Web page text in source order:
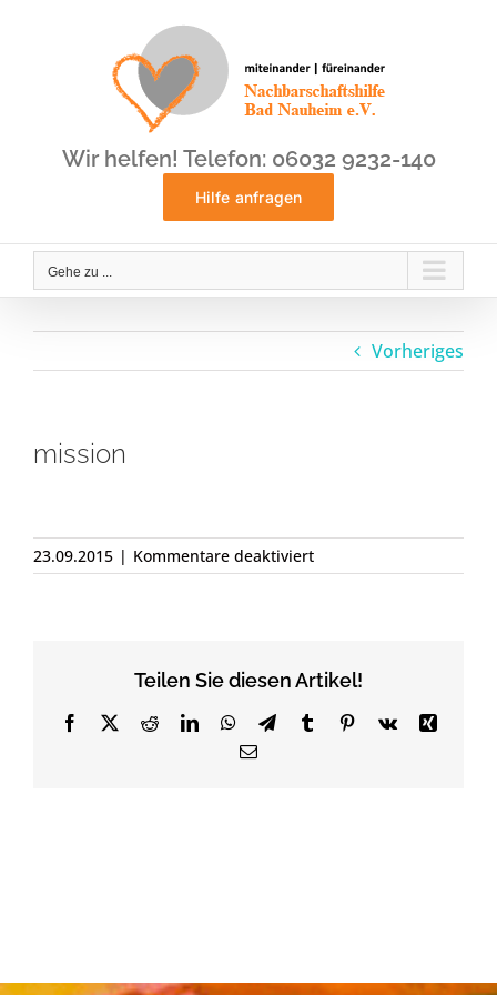
Wir helfen! Telefon: 06032 9232-140
Hilfe anfragen
Gehe zu ...
Vorheriges
mission
23.09.2015 | Kommentare deaktiviertfür
mission
Teilen Sie diesen Artikel!
Facebook
X RedditLinkedInWhatsApp
TelegramTumblrPinterest
Vk
Xing
Email